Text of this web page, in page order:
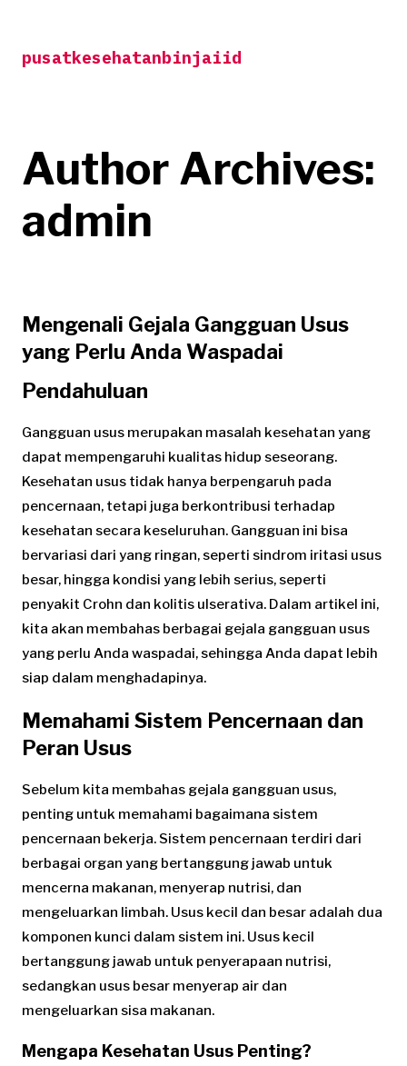
contentpusatkesehatanbinjaiid
Author Archives:
admin
Mengenali Gejala Gangguan Usus
yang Perlu Anda Waspadai
Pendahuluan
Gangguan usus merupakan masalah kesehatan yang
dapat mempengaruhi kualitas hidup seseorang.
Kesehatan usus tidak hanya berpengaruh pada
pencernaan, tetapi juga berkontribusi terhadap
kesehatan secara keseluruhan. Gangguan ini bisa
bervariasi dari yang ringan, seperti sindrom iritasi usus
besar, hingga kondisi yang lebih serius, seperti
penyakit Crohn dan kolitis ulserativa. Dalam artikel ini,
kita akan membahas berbagai gejala gangguan usus
yang perlu Anda waspadai, sehingga Anda dapat lebih
siap dalam menghadapinya.
Memahami Sistem Pencernaan dan
Peran Usus
Sebelum kita membahas gejala gangguan usus,
penting untuk memahami bagaimana sistem
pencernaan bekerja. Sistem pencernaan terdiri dari
berbagai organ yang bertanggung jawab untuk
mencerna makanan, menyerap nutrisi, dan
mengeluarkan limbah. Usus kecil dan besar adalah dua
komponen kunci dalam sistem ini. Usus kecil
bertanggung jawab untuk penyerapaan nutrisi,
sedangkan usus besar menyerap air dan
mengeluarkan sisa makanan.
Mengapa Kesehatan Usus Penting?